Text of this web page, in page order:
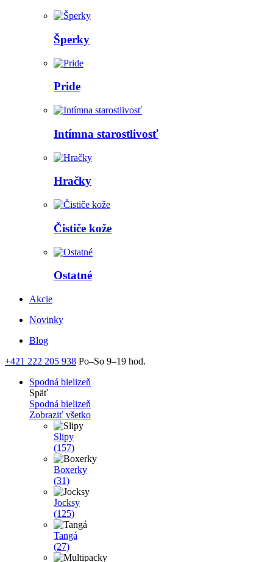
Šperky
Pride
Intímna starostlivosť
Hračky
Čističe kože
Ostatné
Akcie
Novinky
Blog
+421 222 205 938 Po–So 9–19 hod.
Spodná bielizeň
Späť
Spodná bielizeň
Zobraziť všetko
Slipy
(157)
Boxerky
(31)
Jocksy
(125)
Tangá
(27)